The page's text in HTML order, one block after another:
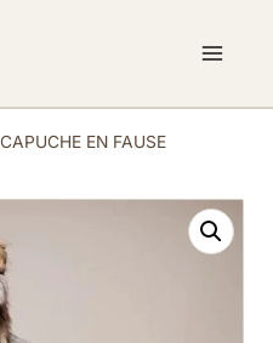
EN FAUSE